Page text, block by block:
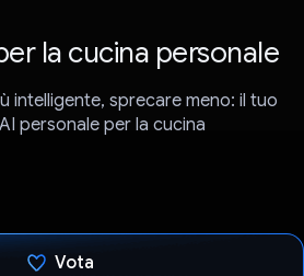
la cucina personale
intelligente, sprecare meno: il tuo
personale per la cucina
Vota